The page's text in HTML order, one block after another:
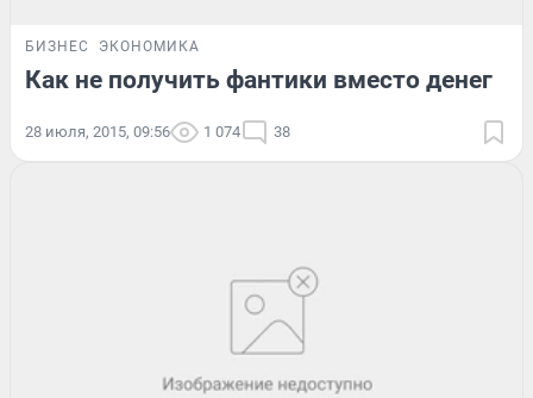
БИЗНЕС ЭКОНОМИКА
Как не получить фантики вместо денег
28 июля, 2015, 09:56 1 074 38